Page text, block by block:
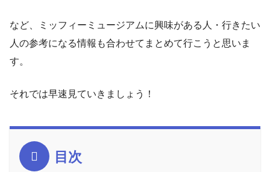
など、ミッフィーミュージアムに興味がある人・行きたい
人の参考になる情報も合わせてまとめて行こうと思いま
す。
それでは早速見ていきましょう！
目次